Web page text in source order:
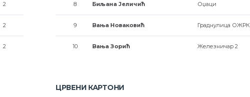
2
2
2
8 Биљана Јеличић Оџаци
9 Вања Новаковић Граднулица ОЖРК
10 Вања Зорић Железничар 2
ЦРВЕНИ КАРТОНИ